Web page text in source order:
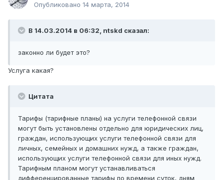
Опубликовано 14 марта, 2014
В 14.03.2014 в 06:32, ntskd сказал:
законно ли будет это?
Услуга какая?
Цитата
Тарифы (тарифные планы) на услуги телефонной связи
могут быть установлены отдельно для юридических лиц,
граждан, использующих услуги телефонной связи для
личных, семейных и домашних нужд, а также граждан,
использующих услуги телефонной связи для иных нужд.
Тарифным планом могут устанавливаться
дифференцированные тарифы по времени суток, дням